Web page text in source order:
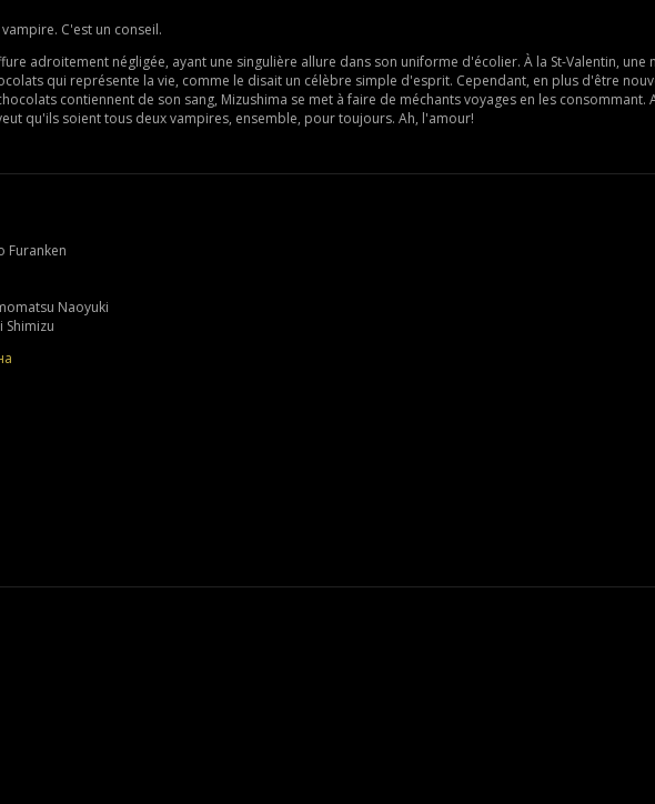
C'est un conseil.
adroitement négligée, ayant une singulière allure dans son uniforme d'écolier. À la St-Valentin, une
qui représente la vie, comme le disait un célèbre simple d'esprit. Cependant, en plus d'être
contiennent de son sang, Mizushima se met à faire de méchants voyages en les consommant.
qu'ils soient tous deux vampires, ensemble, pour toujours. Ah, l'amour!
Furanken
Naoyuki
Shimizu